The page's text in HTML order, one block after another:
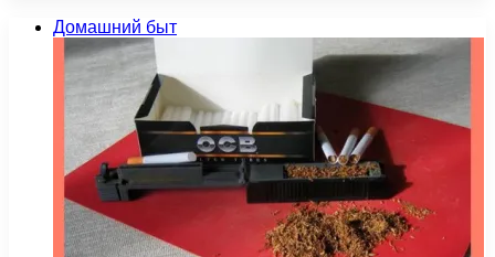
Домашний быт